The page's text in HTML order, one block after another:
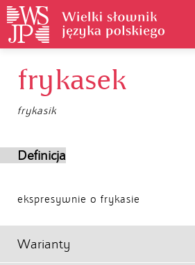
Historia słownika
frykasek
frykasik
Definicja
ekspresywnie o frykasie
Warianty